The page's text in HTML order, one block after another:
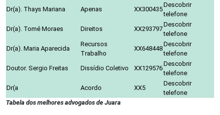
Dr(a). Thays Mariana
Apenas XX300435
Descobrir
telefone
Dr(a). Tomé Moraes
Direitos XX293797
Descobrir
telefone
Dr(a). Maria Aparecida
Recursos
Trabalho
XX648448
Descobrir
telefone
Doutor. Sergio Freitas
Dissídio Coletivo XX129576
Descobrir
telefone
Dr(a
Acordo XX5
Descobrir
telefone
Tabela dos melhores advogados de Juara